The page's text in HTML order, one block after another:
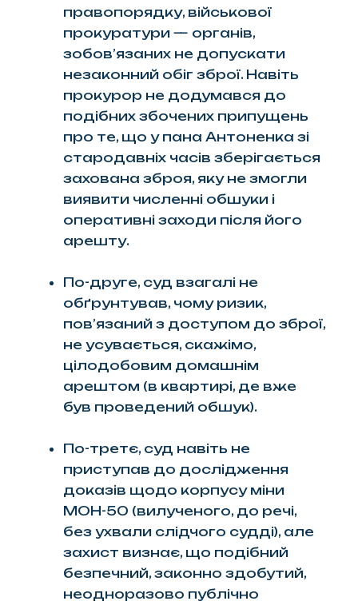
правопорядку, військової
прокуратури — органів,
зобов’язаних не допускати
незаконний обіг зброї. Навіть
прокурор не додумався до
подібних збочених припущень
про те, що у пана Антоненка зі
стародавніх часів зберігається
захована зброя, яку не змогли
виявити численні обшуки і
оперативні заходи після його
арешту.
По-друге, суд взагалі не
обґрунтував, чому ризик,
пов’язаний з доступом до зброї,
не усувається, скажімо,
цілодобовим домашнім
арештом (в квартирі, де вже
був проведений обшук).
По-третє, суд навіть не
приступав до дослідження
доказів щодо корпусу міни
МОН-50 (вилученого, до речі,
без ухвали слідчого судді), але
захист визнає, що подібний
безпечний, законно здобутий,
неодноразово публічно